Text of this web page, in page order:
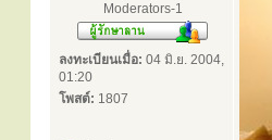
Moderators-1
ลงทะเบียนเมื่อ: 04 มิ.ย. 2004,
01:20
โพสต์: 1807